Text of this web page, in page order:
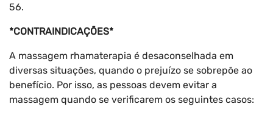
56.
*CONTRAINDICAÇÕES*
A massagem rhamaterapia é desaconselhada em
diversas situações, quando o prejuízo se sobrepõe ao
benefício. Por isso, as pessoas devem evitar a
massagem quando se verificarem os seguintes casos: